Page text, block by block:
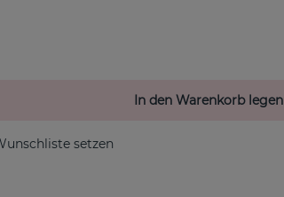
In den Warenkorb legen